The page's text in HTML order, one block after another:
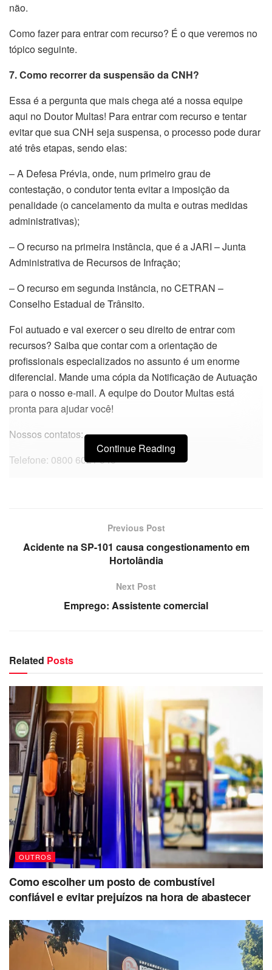
não.
Como fazer para entrar com recurso? É o que veremos no
tópico seguinte.
7. Como recorrer da suspensão da CNH?
Essa é a pergunta que mais chega até a nossa equipe
aqui no Doutor Multas! Para entrar com recurso e tentar
evitar que sua CNH seja suspensa, o processo pode durar
até três etapas, sendo elas:
– A Defesa Prévia, onde, num primeiro grau de
contestação, o condutor tenta evitar a imposição da
penalidade (o cancelamento da multa e outras medidas
administrativas);
– O recurso na primeira instância, que é a JARI – Junta
Administrativa de Recursos de Infração;
– O recurso em segunda instância, no CETRAN –
Conselho Estadual de Trânsito.
Foi autuado e vai exercer o seu direito de entrar com
recursos? Saiba que contar com a orientação de
profissionais especializados no assunto é um enorme
diferencial. Mande uma cópia da Notificação de Autuação
para o nosso e-mail. A equipe do Doutor Multas está
pronta para ajudar você!
Nossos contatos:
Telefone: 0800 6021 543
Continue Reading
Previous Post
Acidente na SP-101 causa congestionamento em
Hortolândia
Next Post
Emprego: Assistente comercial
Related Posts
OUTROS
Como escolher um posto de combustível
confiável e evitar prejuízos na hora de abastecer